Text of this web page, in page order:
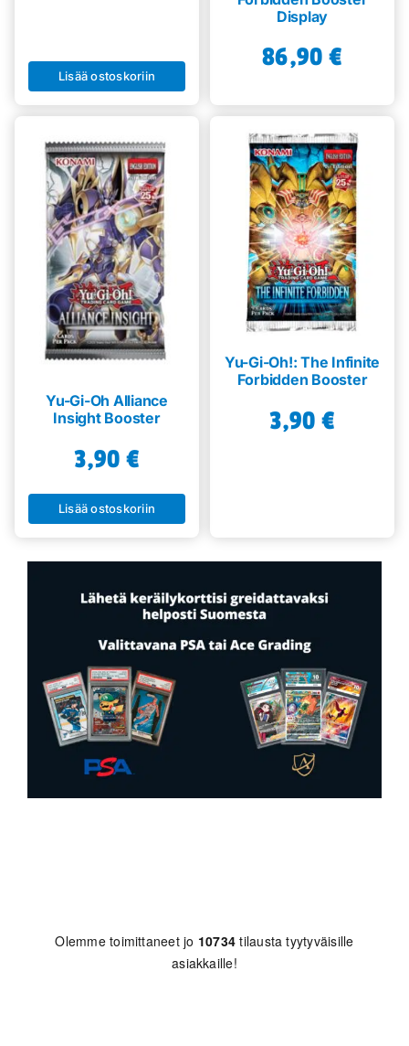
Lisää ostoskoriin
Display
86,90 €
Yu-Gi-Oh Alliance
Insight Booster
3,90 €
Lisää ostoskoriin
Yu-Gi-Oh!: The Infinite
Forbidden Booster
3,90 €
Olemme toimittaneet jo 10734 tilausta tyytyväisille
asiakkaille!